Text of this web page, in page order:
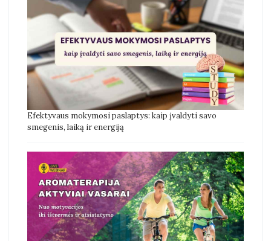
Efektyvaus mokymosi paslaptys: kaip įvaldyti savo
smegenis, laiką ir energiją